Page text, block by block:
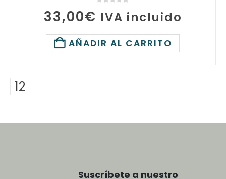
33,00€ IVA incluido
AÑADIR AL CARRITO
Suscríbete a nuestro